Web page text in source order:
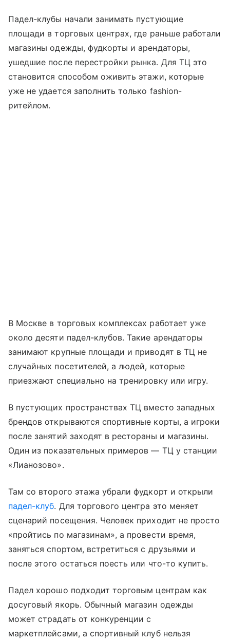
Падел-клубы начали занимать пустующие
площади в торговых центрах, где раньше работали
магазины одежды, фудкорты и арендаторы,
ушедшие после перестройки рынка. Для ТЦ это
становится способом оживить этажи, которые
уже не удается заполнить только fashion-
ритейлом.
В Москве в торговых комплексах работает уже
около десяти падел-клубов. Такие арендаторы
занимают крупные площади и приводят в ТЦ не
случайных посетителей, а людей, которые
приезжают специально на тренировку или игру.
В пустующих пространствах ТЦ вместо западных
брендов открываются спортивные корты, а игроки
после занятий заходят в рестораны и магазины.
Один из показательных примеров — ТЦ у станции
«Лианозово».
Там со второго этажа убрали фудкорт и открыли
падел-клуб. Для торгового центра это меняет
сценарий посещения. Человек приходит не просто
«пройтись по магазинам», а провести время,
заняться спортом, встретиться с друзьями и
после этого остаться поесть или что-то купить.
Падел хорошо подходит торговым центрам как
досуговый якорь. Обычный магазин одежды
может страдать от конкуренции с
маркетплейсами, а спортивный клуб нельзя